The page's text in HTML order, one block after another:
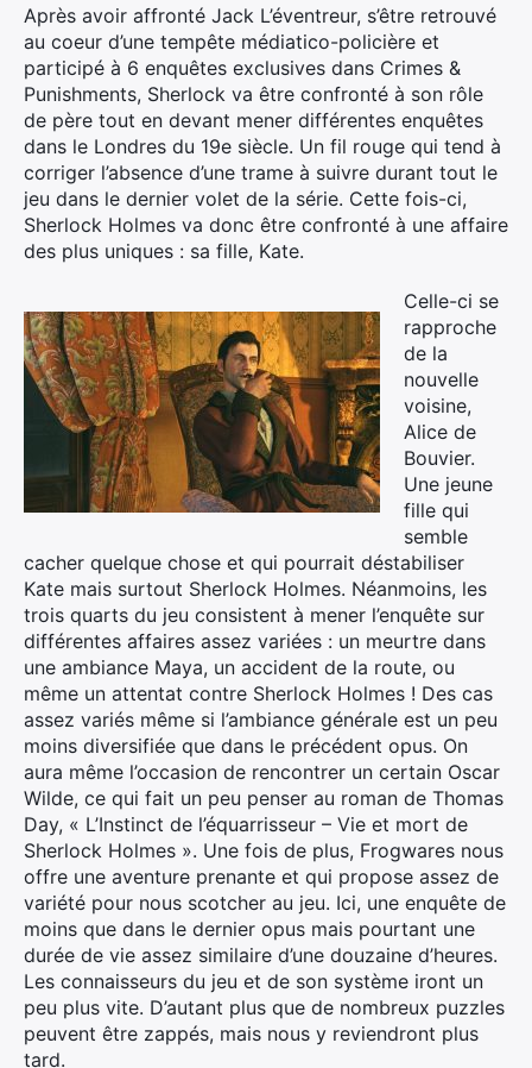
Après avoir affronté Jack L’éventreur, s’être retrouvé
au coeur d’une tempête médiatico-policière et
participé à 6 enquêtes exclusives dans Crimes &
Punishments, Sherlock va être confronté à son rôle
de père tout en devant mener différentes enquêtes
dans le Londres du 19e siècle. Un fil rouge qui tend à
corriger l’absence d’une trame à suivre durant tout le
jeu dans le dernier volet de la série. Cette fois-ci,
Sherlock Holmes va donc être confronté à une affaire
des plus uniques : sa fille, Kate.
Celle-ci se
rapproche
de la
nouvelle
voisine,
Alice de
Bouvier.
Une jeune
fille qui
semble
cacher quelque chose et qui pourrait déstabiliser
Kate mais surtout Sherlock Holmes. Néanmoins, les
trois quarts du jeu consistent à mener l’enquête sur
différentes affaires assez variées : un meurtre dans
une ambiance Maya, un accident de la route, ou
même un attentat contre Sherlock Holmes ! Des cas
assez variés même si l’ambiance générale est un peu
moins diversifiée que dans le précédent opus. On
aura même l’occasion de rencontrer un certain Oscar
Wilde, ce qui fait un peu penser au roman de Thomas
Day, « L’Instinct de l’équarrisseur – Vie et mort de
Sherlock Holmes ». Une fois de plus, Frogwares nous
offre une aventure prenante et qui propose assez de
variété pour nous scotcher au jeu. Ici, une enquête de
moins que dans le dernier opus mais pourtant une
durée de vie assez similaire d’une douzaine d’heures.
Les connaisseurs du jeu et de son système iront un
peu plus vite. D’autant plus que de nombreux puzzles
peuvent être zappés, mais nous y reviendront plus
tard.